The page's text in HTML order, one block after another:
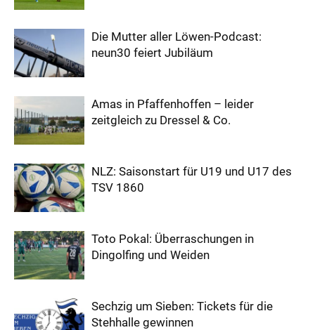
Die Mutter aller Löwen-Podcast:
neun30 feiert Jubiläum
Amas in Pfaffenhoffen – leider
zeitgleich zu Dressel & Co.
NLZ: Saisonstart für U19 und U17 des
TSV 1860
Toto Pokal: Überraschungen in
Dingolfing und Weiden
Sechzig um Sieben: Tickets für die
Stehhalle gewinnen